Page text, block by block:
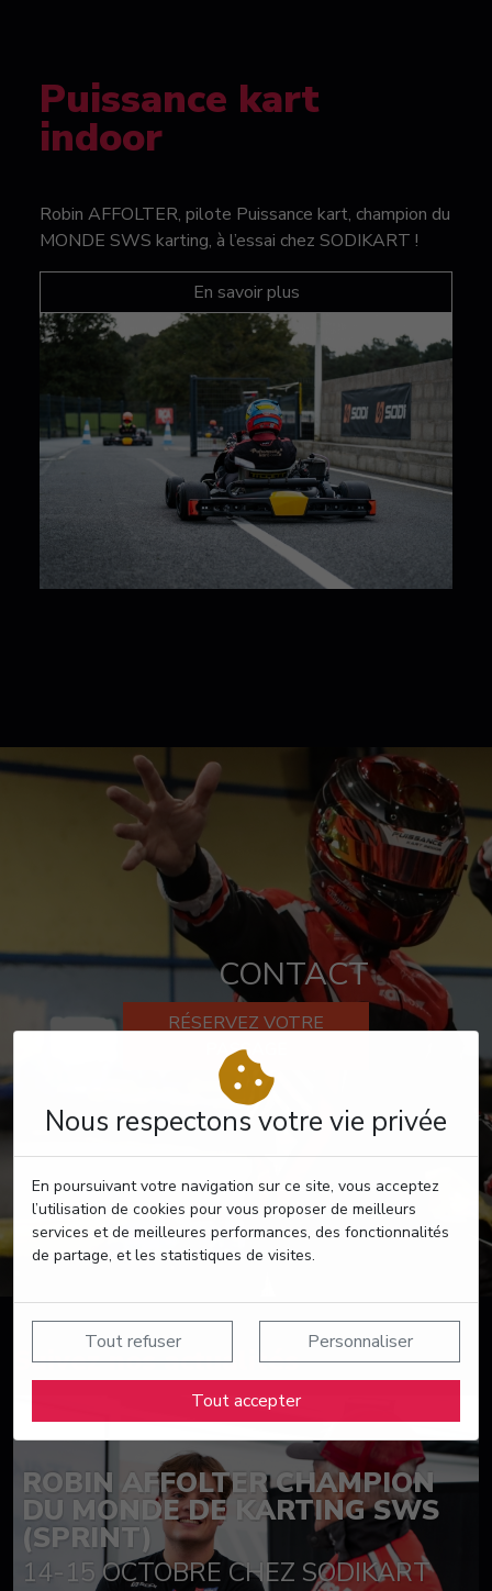
Nous respectons votre vie privée
En poursuivant votre navigation sur ce site, vous acceptez
l’utilisation de cookies pour vous proposer de meilleurs
services et de meilleures performances, des fonctionnalités
de partage, et les statistiques de visites.
Tout refuser Personnaliser
Tout accepter
Puissance kart
indoor
Robin AFFOLTER, pilote Puissance kart, champion du
MONDE SWS karting, à l’essai chez SODIKART !
En savoir plus
CONTACT
RÉSERVEZ VOTRE
PASSAGE
Suivez nos actualités
ROBIN AFFOLTER CHAMPION
DU MONDE DE KARTING SWS
(SPRINT)
14-15 OCTOBRE CHEZ SODIKART